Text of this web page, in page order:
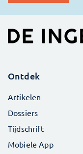
Ontdek
Artikelen
Dossiers
Tijdschrift
Mobiele App